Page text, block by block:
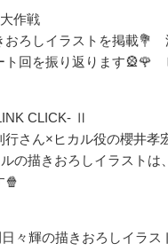
作戦
おろしイラストを掲載💐
ト回を振り返ります🎡🌹
CLICK- Ⅱ
行さん×ヒカル役の櫻井孝
の描きおろしイラストは
🍿
々輝の描きおろしイラ